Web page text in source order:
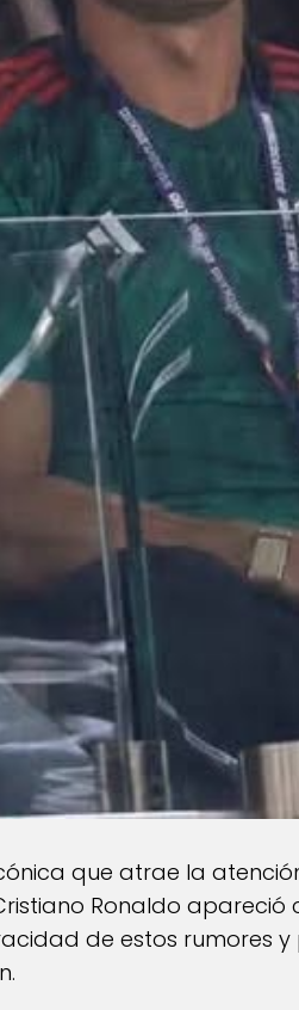
que atrae la
Ronaldo apareció
de estos rumores